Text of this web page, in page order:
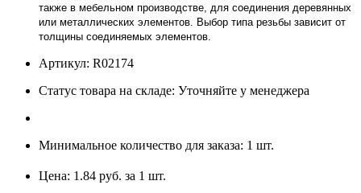
также в мебельном производстве, для соединения деревянных
или металлических элементов. Выбор типа резьбы зависит от
толщины соединяемых элементов.
Артикул: R02174
Статус товара на складе: Уточняйте у менеджера
Минимальное количество для заказа: 1 шт.
Цена: 1.84 руб. за 1 шт.